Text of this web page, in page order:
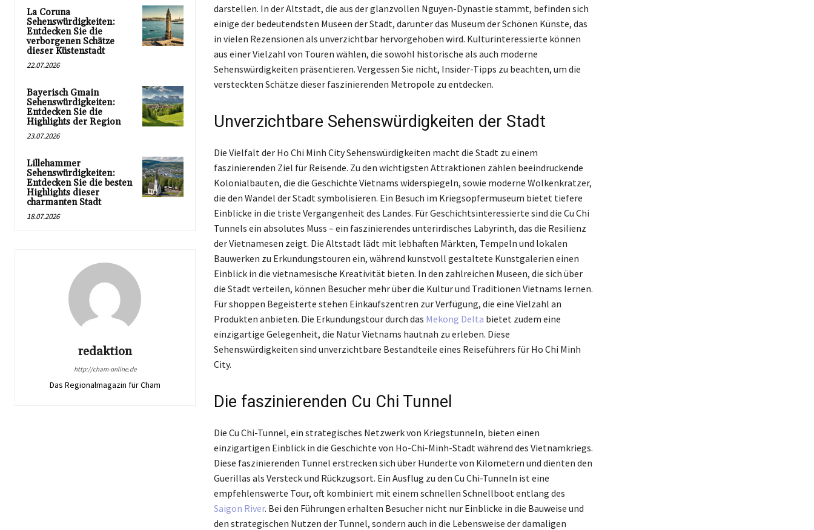
La Coruna
Sehenswürdigkeiten:
Entdecken Sie die
verborgenen Schätze
dieser Küstenstadt
22.07.2026
Bayerisch Gmain
Sehenswürdigkeiten:
Entdecken Sie die
Highlights der Region
23.07.2026
Lillehammer
Sehenswürdigkeiten:
Entdecken Sie die besten
Highlights dieser
charmanten Stadt
18.07.2026
redaktion
http://cham-online.de
Das Regionalmagazin für Cham
darstellen. In der Altstadt, die aus der glanzvollen Nguyen-Dynastie stammt, befinden sich
einige der bedeutendsten Museen der Stadt, darunter das Museum der Schönen Künste, das
in vielen Rezensionen als unverzichtbar hervorgehoben wird. Kulturinteressierte können
aus einer Vielzahl von Touren wählen, die sowohl historische als auch moderne
Sehenswürdigkeiten präsentieren. Vergessen Sie nicht, Insider-Tipps zu beachten, um die
versteckten Schätze dieser faszinierenden Metropole zu entdecken.
Unverzichtbare Sehenswürdigkeiten der Stadt
Die Vielfalt der Ho Chi Minh City Sehenswürdigkeiten macht die Stadt zu einem
faszinierenden Ziel für Reisende. Zu den wichtigsten Attraktionen zählen beeindruckende
Kolonialbauten, die die Geschichte Vietnams widerspiegeln, sowie moderne Wolkenkratzer,
die den Wandel der Stadt symbolisieren. Ein Besuch im Kriegsopfermuseum bietet tiefere
Einblicke in die triste Vergangenheit des Landes. Für Geschichtsinteressierte sind die Cu Chi
Tunnels ein absolutes Muss – ein faszinierendes unterirdisches Labyrinth, das die Resilienz
der Vietnamesen zeigt. Die Altstadt lädt mit lebhaften Märkten, Tempeln und lokalen
Bauwerken zu Erkundungstouren ein, während kunstvoll gestaltete Kunstgalerien einen
Einblick in die vietnamesische Kreativität bieten. In den zahlreichen Museen, die sich über
die Stadt verteilen, können Besucher mehr über die Kultur und Traditionen Vietnams lernen.
Für shoppen Begeisterte stehen Einkaufszentren zur Verfügung, die eine Vielzahl an
Produkten anbieten. Die Erkundungstour durch das Mekong Delta bietet zudem eine
einzigartige Gelegenheit, die Natur Vietnams hautnah zu erleben. Diese
Sehenswürdigkeiten sind unverzichtbare Bestandteile eines Reiseführers für Ho Chi Minh
City.
Die faszinierenden Cu Chi Tunnel
Die Cu Chi-Tunnel, ein strategisches Netzwerk von Kriegstunneln, bieten einen
einzigartigen Einblick in die Geschichte von Ho-Chi-Minh-Stadt während des Vietnamkriegs.
Diese faszinierenden Tunnel erstrecken sich über Hunderte von Kilometern und dienten den
Guerillas als Versteck und Rückzugsort. Ein Ausflug zu den Cu Chi-Tunneln ist eine
empfehlenswerte Tour, oft kombiniert mit einem schnellen Schnellboot entlang des
Saigon River. Bei den Führungen erhalten Besucher nicht nur Einblicke in die Bauweise und
den strategischen Nutzen der Tunnel, sondern auch in die Lebensweise der damaligen